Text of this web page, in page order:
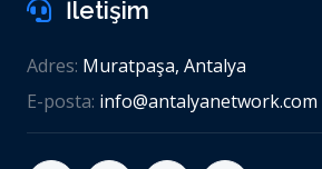
İletişim
Adres: Muratpaşa, Antalya
E-posta: info@antalyanetwork.com